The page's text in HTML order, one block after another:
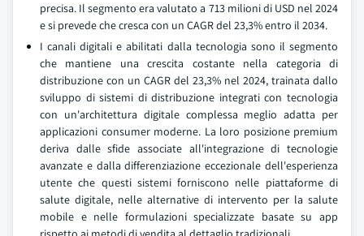
precisa. Il segmento era valutato a 713 milioni di USD nel 2024
e si prevede che cresca con un CAGR del 23,3% entro il 2034.
I canali digitali e abilitati dalla tecnologia sono il segmento
che mantiene una crescita costante nella categoria di
distribuzione con un CAGR del 23,3% nel 2024, trainata dallo
sviluppo di sistemi di distribuzione integrati con tecnologia
con un'architettura digitale complessa meglio adatta per
applicazioni consumer moderne. La loro posizione premium
deriva dalle sfide associate all'integrazione di tecnologie
avanzate e dalla differenziazione eccezionale dell'esperienza
utente che questi sistemi forniscono nelle piattaforme di
salute digitale, nelle alternative di intervento per la salute
mobile e nelle formulazioni specializzate basate su app